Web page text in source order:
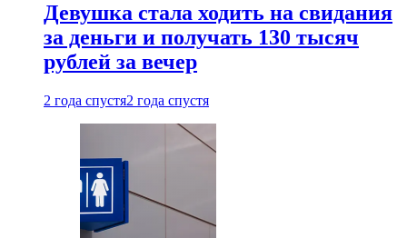
Девушка стала ходить на свидания
за деньги и получать 130 тысяч
рублей за вечер
2 года спустя2 года спустя